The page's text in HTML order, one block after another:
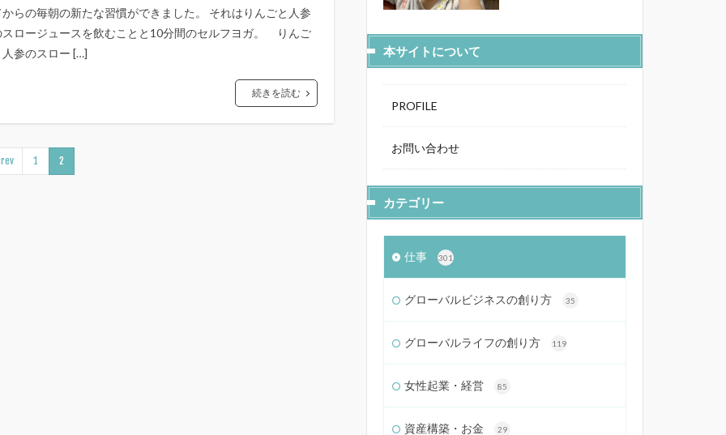
からの毎朝の新たな習慣ができました。 それはりんごと人参
スロージュースを飲むことと10分間のセルフヨガ。 りんご
人参のスロー […]
続きを読む
1 2
本サイトについて
PROFILE
お問い合わせ
カテゴリー
仕事 301
グローバルビジネスの創り方 35
グローバルライフの創り方 119
女性起業・経営 85
資産構築・お金 29